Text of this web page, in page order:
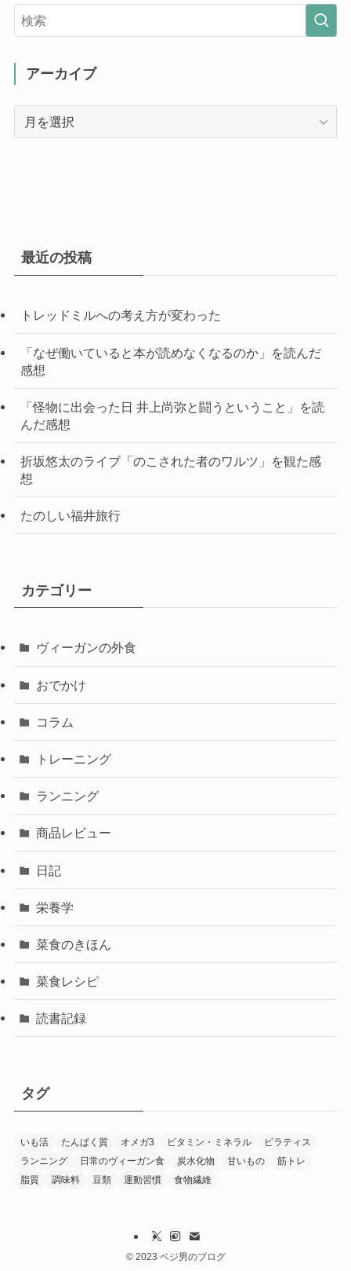
アーカイブ
最近の投稿
トレッドミルへの考え方が変わった
「なぜ働いていると本が読めなくなるのか」を読んだ
感想
「怪物に出会った日 井上尚弥と闘うということ」を読
んだ感想
折坂悠太のライブ「のこされた者のワルツ」を観た感
想
たのしい福井旅行
カテゴリー
ヴィーガンの外食
おでかけ
コラム
トレーニング
ランニング
商品レビュー
日記
栄養学
菜食のきほん
菜食レシピ
読書記録
タグ
いも活 たんぱく質 オメガ3 ビタミン・ミネラル
ピラティス
ランニング
日常のヴィーガン食 炭水化物 甘いもの
筋トレ
脂質
調味料 豆類 運動習慣 食物繊維
©2023 ベジ男のブログ